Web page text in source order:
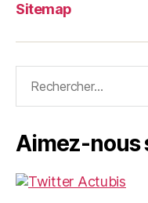
Sitemap
Aimez-nous